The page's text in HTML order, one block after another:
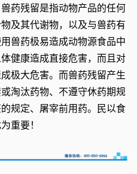
药残留是指动物产品的任何
及其代谢物，以及与兽药有
兽药极易造成动物源食品中
健康造成直接危害，而且对
极大危害。而兽药残留产生
淘汰药物、不遵守休药期规
规定、屠宰前用药。民以食
重要！